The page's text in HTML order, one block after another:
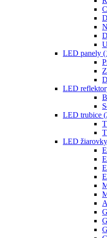
LED panely
LED
LED trubice
LED žiarovky